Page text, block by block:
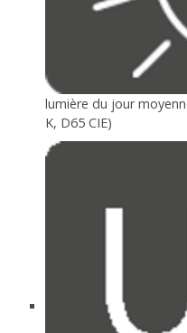
lumière du jour
K, D65 CIE)